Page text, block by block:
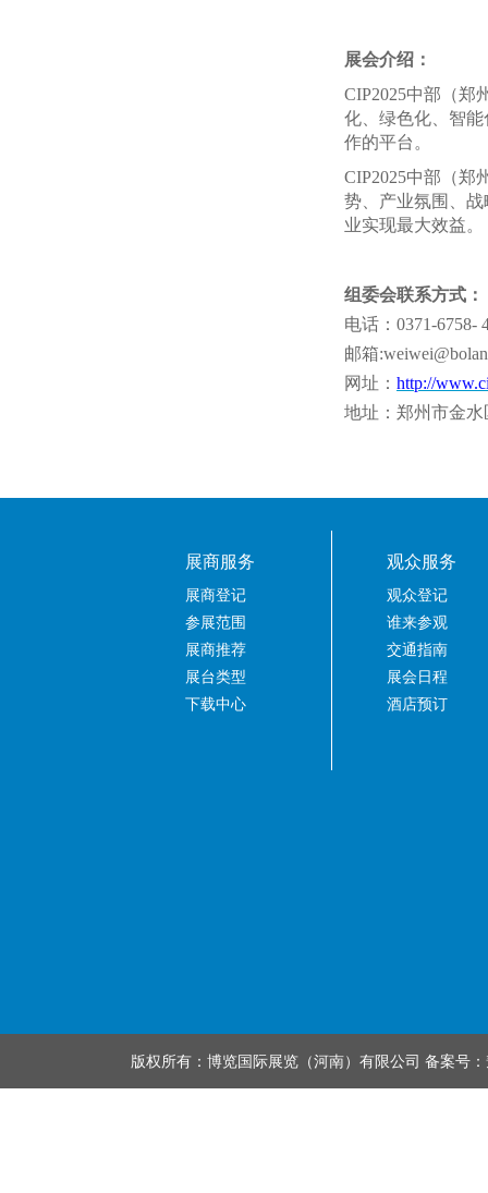
展会介绍：
CIP2025中部（郑
化、绿色化、智
作的平台。
CIP2025中部（郑
势、产业氛围、
业实现最大效益。
组委会联系方式：
电话： 0371-6758-
邮箱
网址： http://
地址：郑州市金
展商服务
展商登记
参展范围
展商推荐
展台类型
下载中心
观众服务
观众登记
谁来参观
交通指南
展会日程
酒店预订
版权所有：博览国际展览（河南）有限公司 备案号：